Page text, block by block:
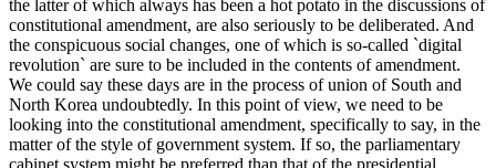
the latter of which always has been a hot potato in the discussions of
constitutional amendment, are also seriously to be deliberated. And
the conspicuous social changes, one of which is so-called `digital
revolution` are sure to be included in the contents of amendment.
We could say these days are in the process of union of South and
North Korea undoubtedly. In this point of view, we need to be
looking into the constitutional amendment, specifically to say, in the
matter of the style of government system. If so, the parliamentary
cabinet system might be preferred than that of the presidential